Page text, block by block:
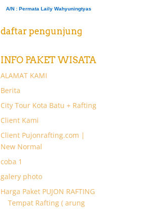
A/N : Permata Laily Wahyuningtyas
daftar pengunjung
INFO PAKET WISATA
ALAMAT KAMI
Berita
City Tour Kota Batu + Rafting
Client Kami
Client Pujonrafting.com |
New Normal
coba 1
galery photo
Harga Paket PUJON RAFTING
Tempat Rafting ( arung